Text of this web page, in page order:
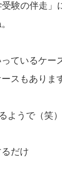
験の伴走」
ているケー
スもありま
ようで（笑）
だけ